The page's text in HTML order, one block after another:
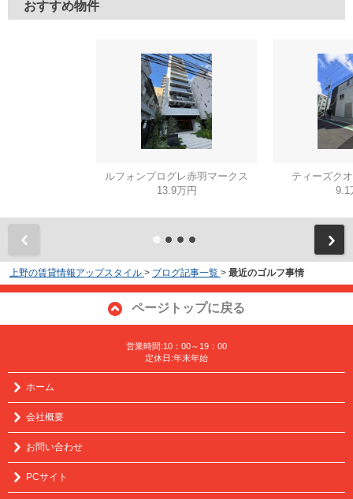
おすすめ物件
ルフォンプログレ赤羽マークス
13.9万円
ティーズク
9.1
上野の賃貸情報アップスタイル > ブログ記事一覧 > 最近のゴルフ事情
ページトップに戻る
営業時間:10：00～19：00
定休日:年末年始
ホーム
会社概要
お問い合わせ
PCサイト